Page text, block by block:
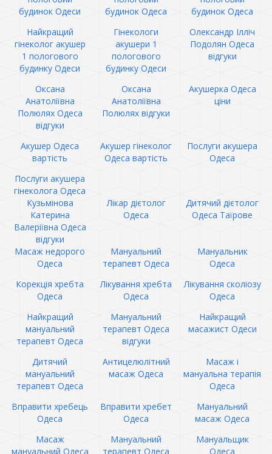
будинок Одеси
будинок Одеса
будинок Одеса
Найкращий
гінеколог акушер
1 пологового
будинку Одеси
Гінекологи
акушери 1
пологового
будинку Одеси
Олександр Ілліч
Подолян Одеса
відгуки
Оксана
Анатоліївна
Полюлях Одеса
відгуки
Оксана
Анатоліївна
Полюлях відгуки
Акушерка Одеса
ціни
Акушер Одеса
вартість
Акушер гінеколог
Одеса вартість
Послуги акушера
Одеса
Послуги акушера
гінеколога Одеса
Кузьмінова
Катерина
Валеріївна Одеса
відгуки
Лікар дієтолог
Одеса
Дитячий дієтолог
Одеса Таїрове
Масаж недорого
Одеса
Мануальний
терапевт Одеса
Мануальник
Одеса
Корекція хребта
Одеса
Лікування хребта
Одеса
Лікування сколіозу
Одеса
Найкращий
мануальний
терапевт Одеса
Мануальний
терапевт Одеса
відгуки
Найкращий
масажист Одеси
Дитячий
мануальний
терапевт Одеса
Антицелюлітний
масаж Одеса
Масаж і
мануальна терапія
Одеса
Вправити хребець
Одеса
Вправити хребет
Одеса
Мануальний
масаж Одеса
Масаж
мануальний Одеса
Мануальний
терапевт Одеса
Мануальщик
Одеса